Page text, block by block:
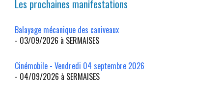
Les prochaines manifestations
Balayage mécanique des caniveaux
- 03/09/2026 à SERMAISES
Cinémobile - Vendredi 04 septembre 2026
- 04/09/2026 à SERMAISES